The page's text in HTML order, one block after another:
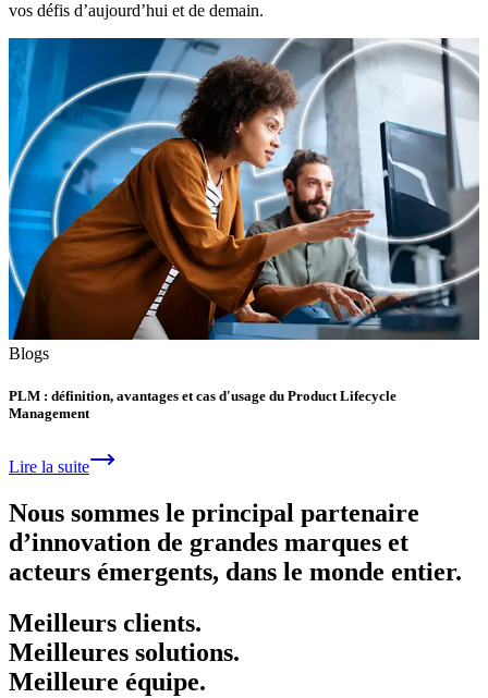
vos défis d’aujourd’hui et de demain.
Blogs
PLM : définition, avantages et cas d'usage du Product Lifecycle
Management
Lire la suite
Nous sommes le principal partenaire
d’innovation de grandes marques et
acteurs émergents, dans le monde entier.
Meilleurs clients.
Meilleures solutions.
Meilleure équipe.